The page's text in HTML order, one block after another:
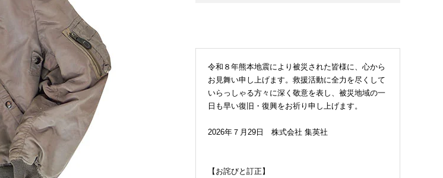
令和８年熊本地震により被災された皆様に、心から
お見舞い申し上げます。救援活動に全力を尽くして
いらっしゃる方々に深く敬意を表し、被災地域の一
日も早い復旧・復興をお祈り申し上げます。
2026年７月29日 株式会社 集英社
【お詫びと訂正】